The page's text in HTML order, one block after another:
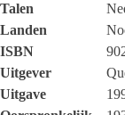
Talen
Landen
ISBN
Uitgever
Uitgave